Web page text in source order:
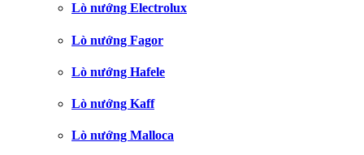
Lò nướng Electrolux
Lò nướng Fagor
Lò nướng Hafele
Lò nướng Kaff
Lò nướng Malloca